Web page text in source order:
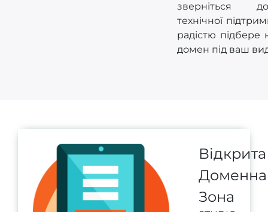
зверніться
технічної
радістю підбере
домен під ваш
Відкрита
Доменна
Зона